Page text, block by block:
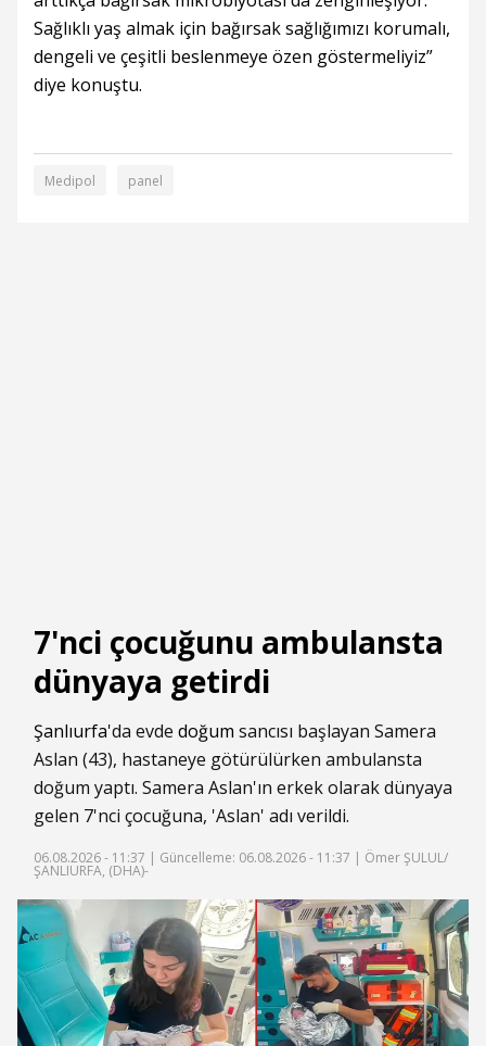
Sağlıklı yaş almak için bağırsak sağlığımızı korumalı,
dengeli ve çeşitli beslenmeye özen göstermeliyiz”
diye konuştu.
Medipol panel
7'nci çocuğunu ambulansta
dünyaya getirdi
Şanlıurfa'da evde doğum sancısı başlayan Samera
Aslan (43), hastaneye götürülürken ambulansta
doğum yaptı. Samera Aslan'ın erkek olarak dünyaya
gelen 7'nci çocuğuna, 'Aslan' adı verildi.
06.08.2026 - 11:37 | Güncelleme: 06.08.2026 - 11:37 | Ömer ŞULUL/
ŞANLIURFA, (DHA)-